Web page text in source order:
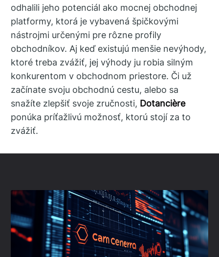
odhalili jeho potenciál ako mocnej obchodnej
platformy, ktorá je vybavená špičkovými
nástrojmi určenými pre rôzne profily
obchodníkov. Aj keď existujú menšie nevýhody,
ktoré treba zvážiť, jej výhody ju robia silným
konkurentom v obchodnom priestore. Či už
začínate svoju obchodnú cestu, alebo sa
snažíte zlepšiť svoje zručnosti, Dotancière
ponúka príťažlivú možnosť, ktorú stojí za to
zvážiť.